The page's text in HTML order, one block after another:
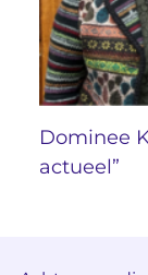
Dominee
actueel”